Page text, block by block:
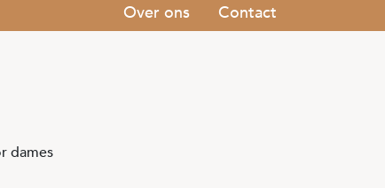
Over ons Contact
dames